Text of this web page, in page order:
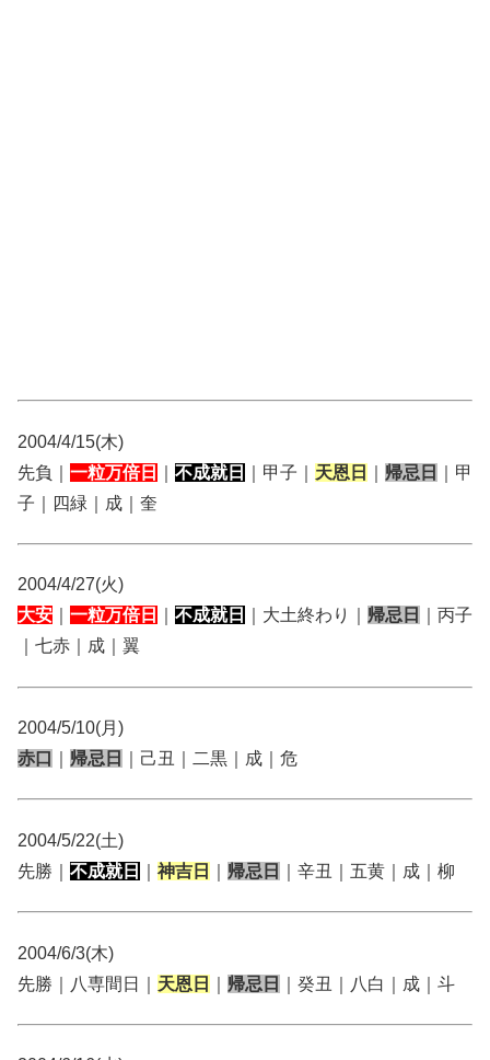
2004/4/15(木)
先負｜ 一粒万倍日 不成就日 ｜甲子｜ 天恩日 帰忌日
｜甲
子｜四緑｜成｜奎
2004/4/27(火)
大安
一粒万倍日 不成就日 ｜大土終わり｜ 帰忌日
｜丙子
｜七赤｜成｜翼
2004/5/10(月)
赤口
帰忌日 ｜己丑｜二黒｜成｜危
2004/5/22(土)
先勝｜ 不成就日 神吉日 帰忌日 ｜辛丑｜五黄｜成｜柳
2004/6/3(木)
先勝｜八専間日｜ 天恩日 帰忌日 ｜癸丑｜八白｜成｜斗